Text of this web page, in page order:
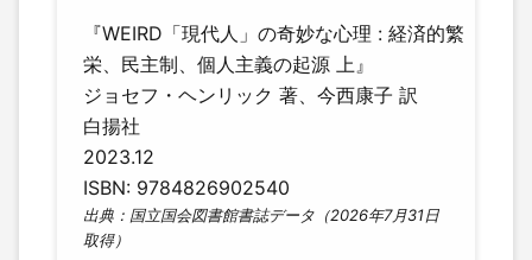
『WEIRD「現代人」の奇妙な心理 : 経済的繁
栄、民主制、個人主義の起源 上』
ジョセフ・ヘンリック 著、今西康子 訳
白揚社
2023.12
ISBN: 9784826902540
出典：国立国会図書館書誌データ（2026年7月31日
取得）